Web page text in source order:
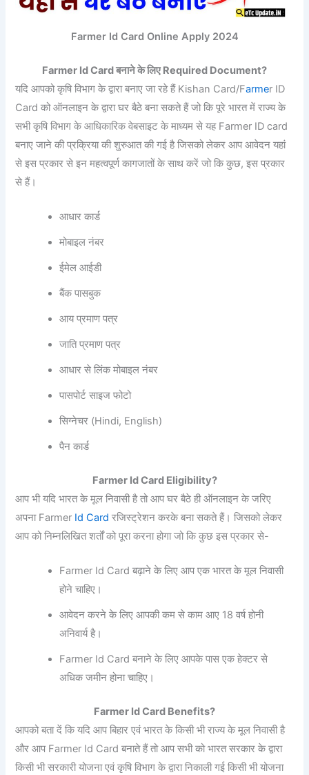
Farmer Id Card Online Apply 2024
Farmer Id Card बनाने के लिए Required Document?
यदि आपको कृषि विभाग के द्वारा बनाए जा रहे हैं Kishan Card/Farmer ID
Card को ऑनलाइन के द्वारा घर बैठे बना सकते हैं जो कि पूरे भारत में राज्य के
सभी कृषि विभाग के आधिकारिक वेबसाइट के माध्यम से यह Farmer ID card
बनाए जाने की प्रक्रिया की शुरुआत की गई है जिसको लेकर आप आवेदन यहां
से इस प्रकार से इन महत्वपूर्ण कागजातों के साथ करें जो कि कुछ, इस प्रकार
से हैं।
आधार कार्ड
मोबाइल नंबर
ईमेल आईडी
बैंक पासबुक
आय प्रमाण पत्र
जाति प्रमाण पत्र
आधार से लिंक मोबाइल नंबर
पासपोर्ट साइज फोटो
सिग्नेचर (Hindi, English)
पैन कार्ड
Farmer Id Card Eligibility?
आप भी यदि भारत के मूल निवासी है तो आप घर बैठे ही ऑनलाइन के जरिए
अपना Farmer Id Card रजिस्ट्रेशन करके बना सकते हैं। जिसको लेकर
आप को निम्नलिखित शर्तों को पूरा करना होगा जो कि कुछ इस प्रकार से-
Farmer Id Card बढ़ाने के लिए आप एक भारत के मूल निवासी
होने चाहिए।
आवेदन करने के लिए आपकी कम से काम आए 18 वर्ष होनी
अनिवार्य है।
Farmer Id Card बनाने के लिए आपके पास एक हेक्टर से
अधिक जमीन होना चाहिए।
Farmer Id Card Benefits?
आपको बता दें कि यदि आप बिहार एवं भारत के किसी भी राज्य के मूल निवासी है
और आप Farmer Id Card बनाते हैं तो आप सभी को भारत सरकार के द्वारा
किसी भी सरकारी योजना एवं कृषि विभाग के द्वारा निकाली गई किसी भी योजना